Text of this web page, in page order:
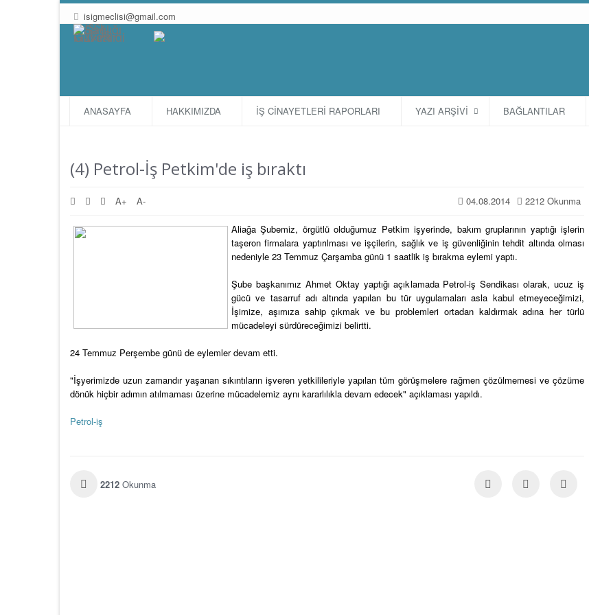
isigmeclisi@gmail.com
ANASAYFA HAKKIMIZDA İŞ CİNAYETLERİ RAPORLARI YAZI ARŞİVİ BAĞLANTILAR
(4) Petrol-İş Petkim'de iş bıraktı
2212 Okunma
04.08.2014
A+ A-
Aliağa Şubemiz, örgütlü olduğumuz Petkim işyerinde, bakım gruplarının yaptığı işlerin
taşeron firmalara yaptırılması ve işçilerin, sağlık ve iş güvenliğinin tehdit altında olması
nedeniyle 23 Temmuz Çarşamba günü 1 saatlik iş bırakma eylemi yaptı.
Şube başkanımız Ahmet Oktay yaptığı açıklamada Petrol-iş Sendikası olarak, ucuz iş
gücü ve tasarruf adı altında yapılan bu tür uygulamaları asla kabul etmeyeceğimizi,
İşimize, aşımıza sahip çıkmak ve bu problemleri ortadan kaldırmak adına her türlü
mücadeleyi sürdüreceğimizi belirtti.
24 Temmuz Perşembe günü de eylemler devam etti.
"İşyerimizde uzun zamandır yaşanan sıkıntıların işveren yetkilileriyle yapılan tüm görüşmelere rağmen çözülmemesi ve çözüme
dönük hiçbir adımın atılmaması üzerine mücadelemiz aynı kararlılıkla devam edecek" açıklaması yapıldı.
Petrol-iş
2212 Okunma